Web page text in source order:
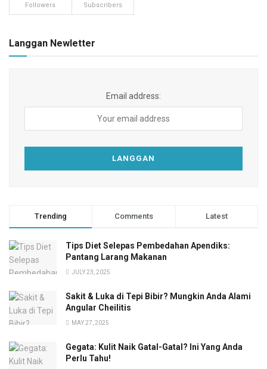
Followers Subscribers
Langgan Newletter
Email address:
Trending Comments Latest
Tips Diet Selepas Pembedahan Apendiks:
Pantang Larang Makanan
JULY 23, 2025
Sakit & Luka di Tepi Bibir? Mungkin Anda Alami
Angular Cheilitis
MAY 27, 2025
Gegata: Kulit Naik Gatal-Gatal? Ini Yang Anda
Perlu Tahu!